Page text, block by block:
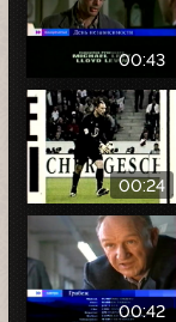
00:43
00:24
00:42